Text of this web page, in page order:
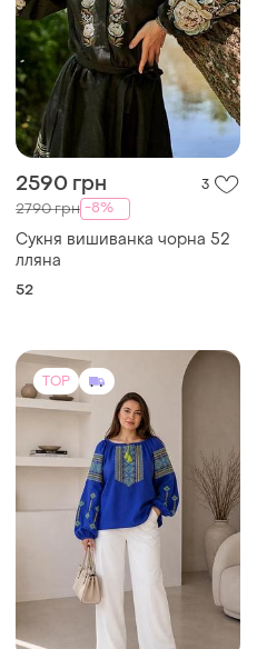
2590 грн 3
2790 грн -8%
Сукня вишиванка чорна 52
лляна
52
TOP